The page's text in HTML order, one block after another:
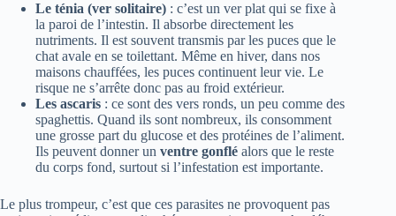
Le ténia (ver solitaire) : c’est un ver plat qui se fixe à
la paroi de l’intestin. Il absorbe directement les
nutriments. Il est souvent transmis par les puces que le
chat avale en se toilettant. Même en hiver, dans nos
maisons chauffées, les puces continuent leur vie. Le
risque ne s’arrête donc pas au froid extérieur.
Les ascaris : ce sont des vers ronds, un peu comme des
spaghettis. Quand ils sont nombreux, ils consomment
une grosse part du glucose et des protéines de l’aliment.
Ils peuvent donner un ventre gonflé alors que le reste
du corps fond, surtout si l’infestation est importante.
Le plus trompeur, c’est que ces parasites ne provoquent pas